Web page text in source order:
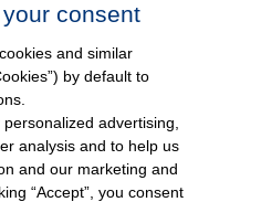
geworben wurden tragen Sie
lassen Sie dieses Feld bitte
gelesen und
consent
and similar
by default to
advertising,
analysis and to help us
and our marketing and
“Accept”, you consent